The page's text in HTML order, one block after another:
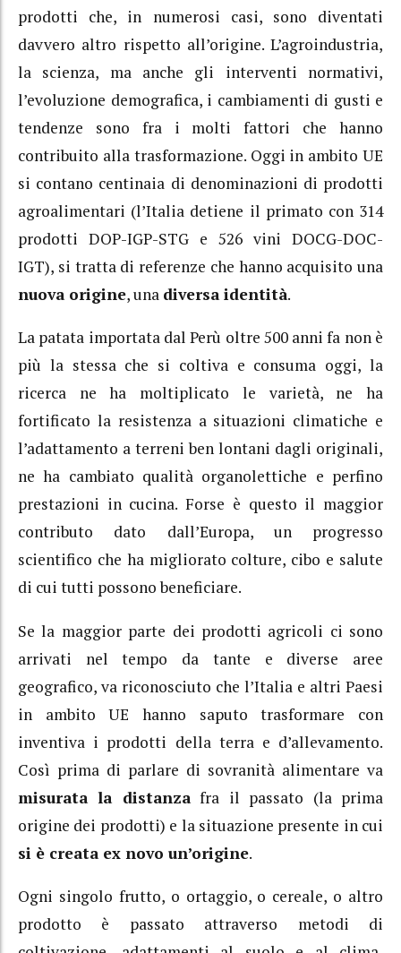
prodotti che, in numerosi casi, sono diventati
davvero altro rispetto all’origine. L’agroindustria,
la scienza, ma anche gli interventi normativi,
l’evoluzione demografica, i cambiamenti di gusti e
tendenze sono fra i molti fattori che hanno
contribuito alla trasformazione. Oggi in ambito UE
si contano centinaia di denominazioni di prodotti
agroalimentari (l’Italia detiene il primato con 314
prodotti DOP-IGP-STG e 526 vini DOCG-DOC-
IGT), si tratta di referenze che hanno acquisito una
nuova origine, una diversa identità.
La patata importata dal Perù oltre 500 anni fa non è
più la stessa che si coltiva e consuma oggi, la
ricerca ne ha moltiplicato le varietà, ne ha
fortificato la resistenza a situazioni climatiche e
l’adattamento a terreni ben lontani dagli originali,
ne ha cambiato qualità organolettiche e perfino
prestazioni in cucina. Forse è questo il maggior
contributo dato dall’Europa, un progresso
scientifico che ha migliorato colture, cibo e salute
di cui tutti possono beneficiare.
Se la maggior parte dei prodotti agricoli ci sono
arrivati nel tempo da tante e diverse aree
geografico, va riconosciuto che l’Italia e altri Paesi
in ambito UE hanno saputo trasformare con
inventiva i prodotti della terra e d’allevamento.
Così prima di parlare di sovranità alimentare va
misurata la distanzafra il passato (la prima
origine dei prodotti) e la situazione presente in cui
si è creata ex novo un’origine.
Ogni singolo frutto, o ortaggio, o cereale, o altro
prodotto è passato attraverso metodi di